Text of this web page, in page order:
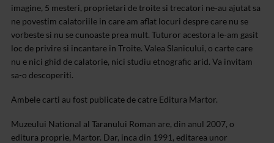
imagine, 5 mesteri, proprietari de troite si trecatori ne-au ajutat sa
ne povestim calatoriile in care am aflat locuri despre care nu se
vorbeste si nu se cunoaste prea mult. Tuturor acestora le-am gasit
loc de privire si incantare in Troite. Valea Slanicului, o carte care
nu e nici ghid de calatorie, nici studiu etnografic arid. Va invitam
sa-o descoperiti.
Ambele carti au fost publicate de catre Editura Martor.
Muzeului National al Taranului Roman are, din anul 2007, o
editura proprie, Martor. Dar, inca din 1991, editarea unor